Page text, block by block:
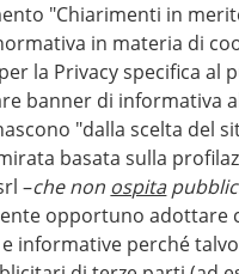
"Chiarimenti in
in materia di
la Privacy specifica al
banner di informativa
"dalla scelta del
basata sulla
–che non ospita
opportuno adottare
informative perché